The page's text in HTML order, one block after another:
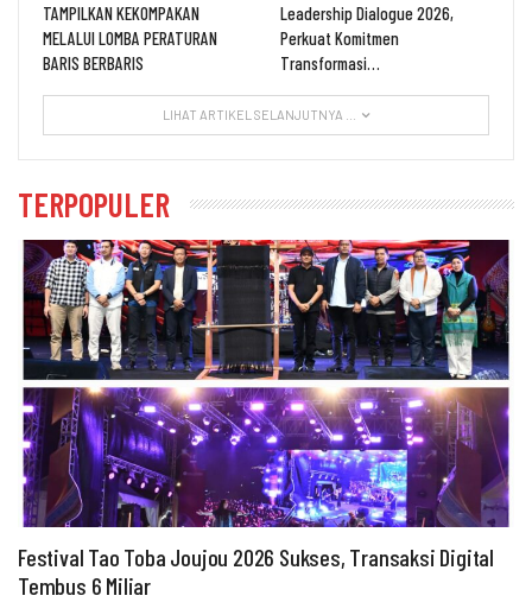
TAMPILKAN KEKOMPAKAN
MELALUI LOMBA PERATURAN
BARIS BERBARIS
Leadership Dialogue 2026,
Perkuat Komitmen
Transformasi…
LIHAT ARTIKEL SELANJUTNYA ...
TERPOPULER
Festival Tao Toba Joujou 2026 Sukses, Transaksi Digital
Tembus 6 Miliar